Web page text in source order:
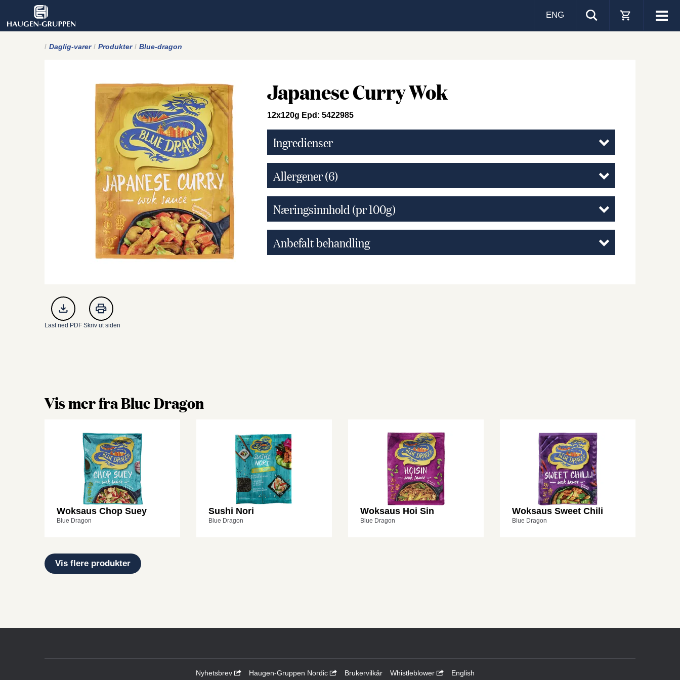
Visa
ENG
Daglig-varer Produkter Blue-dragon
Japanese Curry Wok
12x120g Epd: 5422985
Ingredienser
Allergener(6)
Næringsinnhold (pr 100g)
Anbefalt behandling
Last ned PDF Skriv ut siden
Vis mer fra Blue Dragon
Woksaus Chop Suey
Blue Dragon
Sushi Nori
Blue Dragon
Woksaus Hoi Sin
Blue Dragon
Woksaus Sweet Chili
Blue Dragon
Vis flere produkter
Nyhetsbrev Haugen-Gruppen Nordic Brukervilkår Whistleblower English